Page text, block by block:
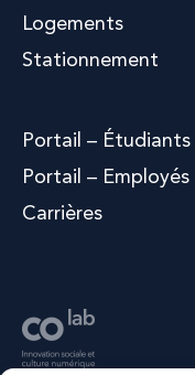
Logements
Stationnement
Portail – Étudiants
Portail – Employés
Carrières